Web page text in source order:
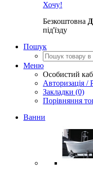
Хочу!
Безкоштовна
під'їзду
Пошук
Меню
Особистий
Авторизація /
Закладки (0)
Порівняння
Ванни